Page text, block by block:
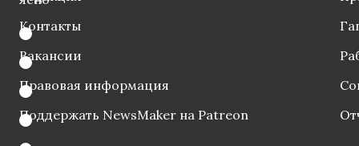
Контакты
Вакансии
Правовая информация
Поддержать NewsMaker на Patreon